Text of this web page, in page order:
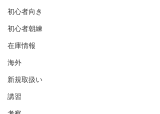
初心者向き
初心者朝練
在庫情報
海外
新規取扱い
講習